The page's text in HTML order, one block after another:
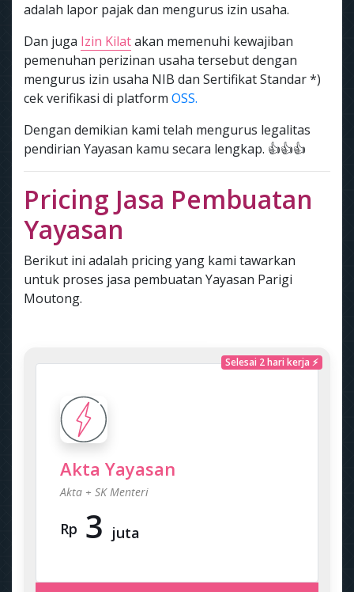
adalah lapor pajak dan mengurus izin usaha.
Dan juga Izin Kilatakan memenuhi kewajiban
pemenuhan perizinan usaha tersebut dengan
mengurus izin usaha NIB dan Sertifikat Standar *)
cek verifikasi di platform OSS.
Dengan demikian kami telah mengurus legalitas
pendirian Yayasan kamu secara lengkap. 👍👍👍
Pricing Jasa Pembuatan
Yayasan
Berikut ini adalah pricing yang kami tawarkan
untuk proses jasa pembuatan Yayasan Parigi
Moutong.
Selesai 2 hari kerja ⚡
Akta Yayasan
Akta + SK Menteri
Rp 3 juta